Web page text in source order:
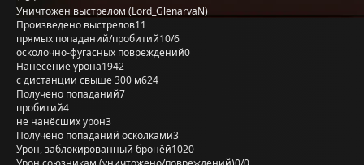
Уничтожен выстрелом (Lord_GlenarvaN)
Произведено выстрелов11
прямых попаданий/пробитий10/6
осколочно-фугасных повреждений0
Нанесение урона1942
с дистанции свыше 300 м624
Получено попаданий7
пробитий4
не нанёсших урон3
Получено попаданий осколками3
Урон, заблокированный бронёй1020